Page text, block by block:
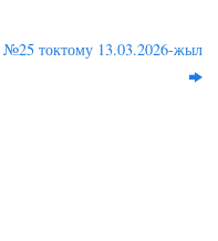
№25 токтому 13.03.2026-жыл